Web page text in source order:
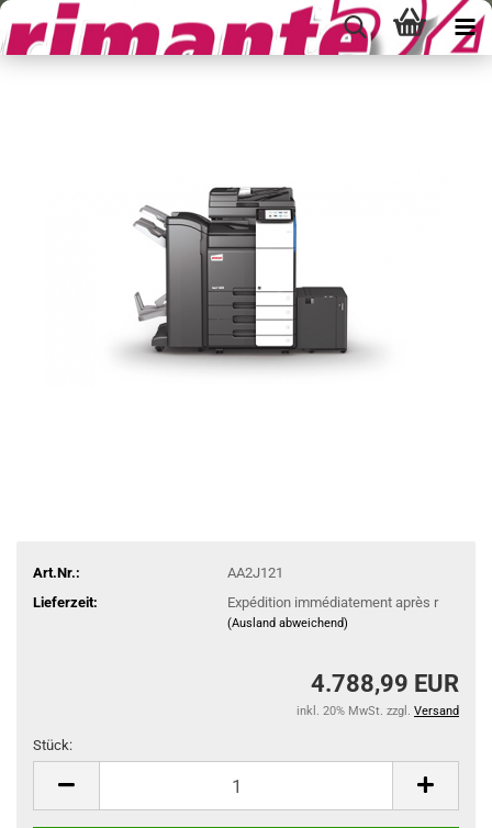
Art.Nr.:
AA2J121
Lieferzeit:
Expédition immédiatement après r
(Ausland abweichend)
4.788,99 EUR
inkl. 20% MwSt. zzgl. Versand
Stück: